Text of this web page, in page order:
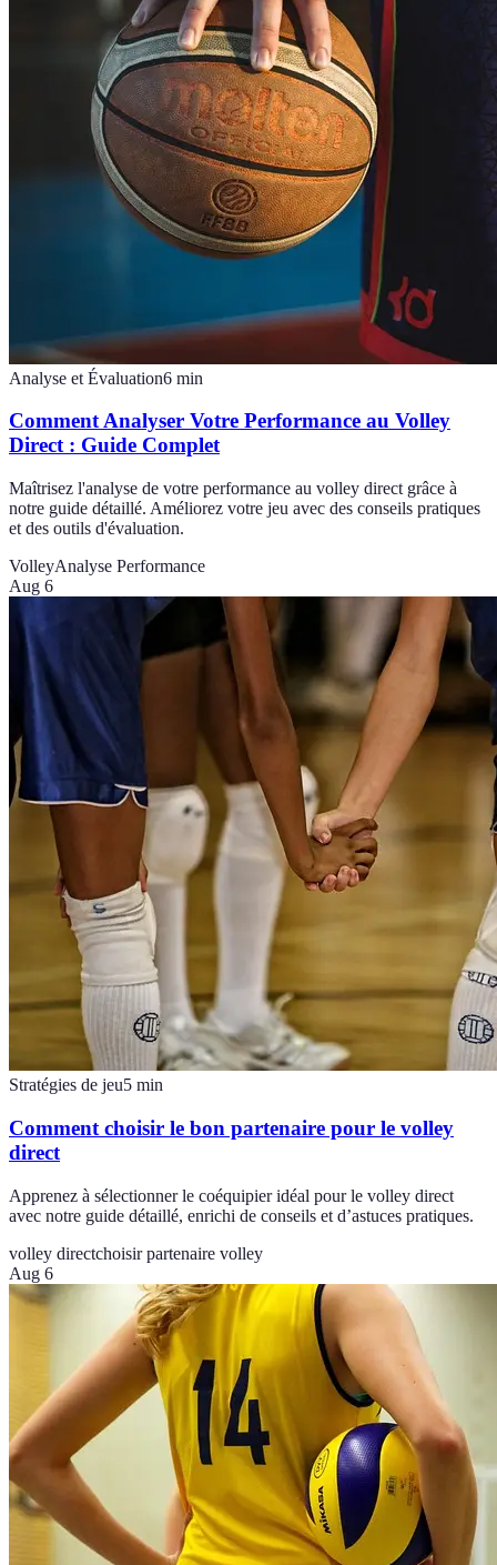
Analyse et Évaluation6 min
Comment Analyser Votre Performance au Volley
Direct : Guide Complet
Maîtrisez l'analyse de votre performance au volley direct grâce à
notre guide détaillé. Améliorez votre jeu avec des conseils pratiques
et des outils d'évaluation.
VolleyAnalyse Performance
Aug 6
Stratégies de jeu5 min
Comment choisir le bon partenaire pour le volley
direct
Apprenez à sélectionner le coéquipier idéal pour le volley direct
avec notre guide détaillé, enrichi de conseils et d’astuces pratiques.
volley directchoisir partenaire volley
Aug 6